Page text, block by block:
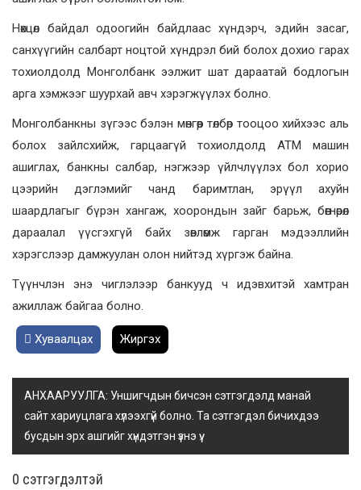
Нөхцөл байдал одоогийн байдлаас хүндэрч, эдийн засаг,
санхүүгийн салбарт ноцтой хүндрэл бий болох дохио гарах
тохиолдолд Монголбанк ээлжит шат дараатай бодлогын
арга хэмжээг шуурхай авч хэрэгжүүлэх болно.
Монголбанкны зүгээс бэлэн мөнгөөр төлбөр тооцоо хийхээс аль
болох зайлсхийж, гарцаагүй тохиолдолд АТМ машин
ашиглах, банкны салбар, нэгжээр үйлчлүүлэх бол хорио
цээрийн дэглэмийг чанд баримтлан, эрүүл ахуйн
шаардлагыг бүрэн хангаж, хоорондын зайг барьж, бөөгнөрөл
дараалал үүсгэхгүй байх зөвлөмж гарган мэдээллийн
хэрэгслээр дамжуулан олон нийтэд хүргэж байна.
Түүнчлэн энэ чиглэлээр банкууд ч идэвхитэй хамтран
ажиллаж байгаа болно.
Хуваалцах Жиргэх
АНХААРУУЛГА: Уншигчдын бичсэн сэтгэгдэлд манай
сайт хариуцлага хүлээхгүй болно. Та сэтгэгдэл бичихдээ
бусдын эрх ашгийг хүндэтгэн үзнэ үү.
0 cэтгэгдэлтэй